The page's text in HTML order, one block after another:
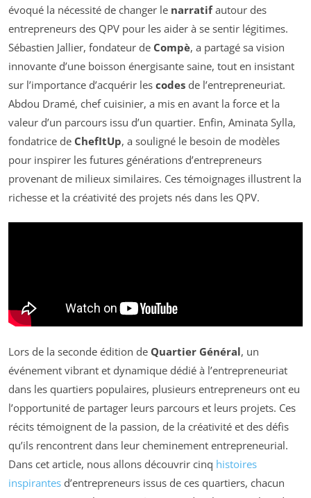
évoqué la nécessité de changer le narratifautour des
entrepreneurs des QPV pour les aider à se sentir légitimes.
Sébastien Jallier, fondateur de Compè, a partagé sa vision
innovante d’une boisson énergisante saine, tout en insistant
sur l’importance d’acquérir les codes de l’entrepreneuriat.
Abdou Dramé, chef cuisinier, a mis en avant la force et la
valeur d’un parcours issu d’un quartier. Enfin, Aminata Sylla,
fondatrice de ChefItUp, a souligné le besoin de modèles
pour inspirer les futures générations d’entrepreneurs
provenant de milieux similaires. Ces témoignages illustrent la
richesse et la créativité des projets nés dans les QPV.
Lors de la seconde édition de Quartier Général, un
événement vibrant et dynamique dédié à l’entrepreneuriat
dans les quartiers populaires, plusieurs entrepreneurs ont eu
l’opportunité de partager leurs parcours et leurs projets. Ces
récits témoignent de la passion, de la créativité et des défis
qu’ils rencontrent dans leur cheminement entrepreneurial.
Dans cet article, nous allons découvrir cinq histoires
inspirantes d’entrepreneurs issus de ces quartiers, chacun